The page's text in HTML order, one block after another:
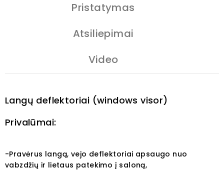
Pristatymas
Atsiliepimai
Video
Langų deflektoriai (windows visor)
Privalūmai:
-Pravėrus langą, vejo deflektoriai apsaugo nuo
vabzdžių ir lietaus patekimo į saloną,